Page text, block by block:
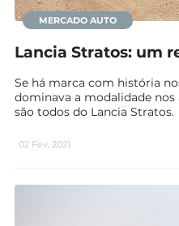
MERCADO AUTO
Lancia Stratos: um
Se há marca com história
dominava a modalidade nos
são todos do Lancia Stratos.
02 Fev, 2021